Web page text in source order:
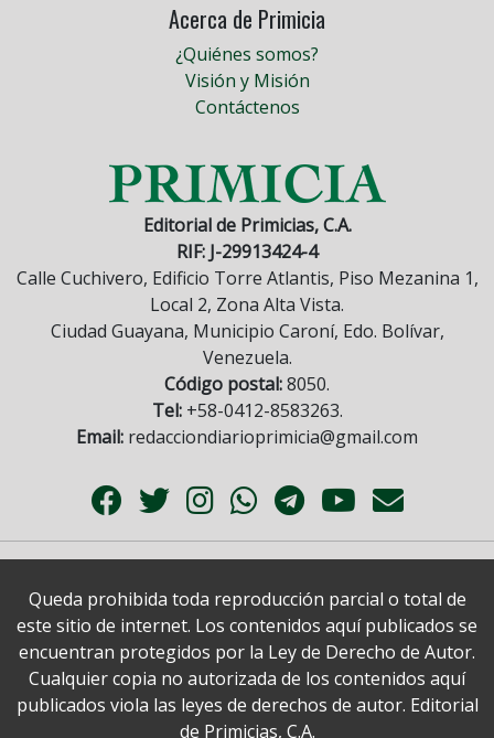
Acerca de Primicia
¿Quiénes somos?
Visión y Misión
Contáctenos
Editorial de Primicias, C.A.
RIF: J-29913424-4
Calle Cuchivero, Edificio Torre Atlantis, Piso Mezanina 1,
Local 2, Zona Alta Vista.
Ciudad Guayana, Municipio Caroní, Edo. Bolívar,
Venezuela.
Código postal:8050.
Tel:+58-0412-8583263.
Email: redacciondiarioprimicia@gmail.com
Queda prohibida toda reproducción parcial o total de
este sitio de internet. Los contenidos aquí publicados se
encuentran protegidos por la Ley de Derecho de Autor.
Cualquier copia no autorizada de los contenidos aquí
publicados viola las leyes de derechos de autor. Editorial
de Primicias, C.A.